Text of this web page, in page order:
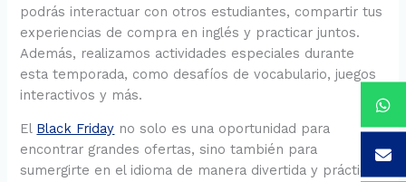
podrás interactuar con otros estudiantes, compartir tus
experiencias de compra en inglés y practicar juntos.
Además, realizamos actividades especiales durante
esta temporada, como desafíos de vocabulario, juegos
interactivos y más.
El Black Friday no solo es una oportunidad para
encontrar grandes ofertas, sino también para
sumergirte en el idioma de manera divertida y práctica.